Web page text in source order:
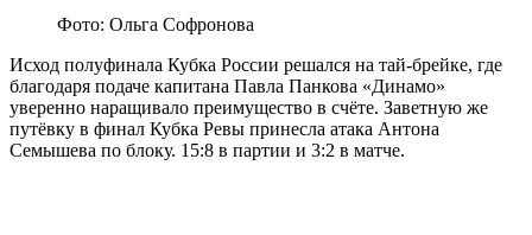
Фото: Ольга Софронова
Исход полуфинала Кубка России решался на тай-брейке, где
благодаря подаче капитана Павла Панкова «Динамо»
уверенно наращивало преимущество в счёте. Заветную же
путёвку в финал Кубка Ревы принесла атака Антона
Семышева по блоку. 15:8 в партии и 3:2 в матче.